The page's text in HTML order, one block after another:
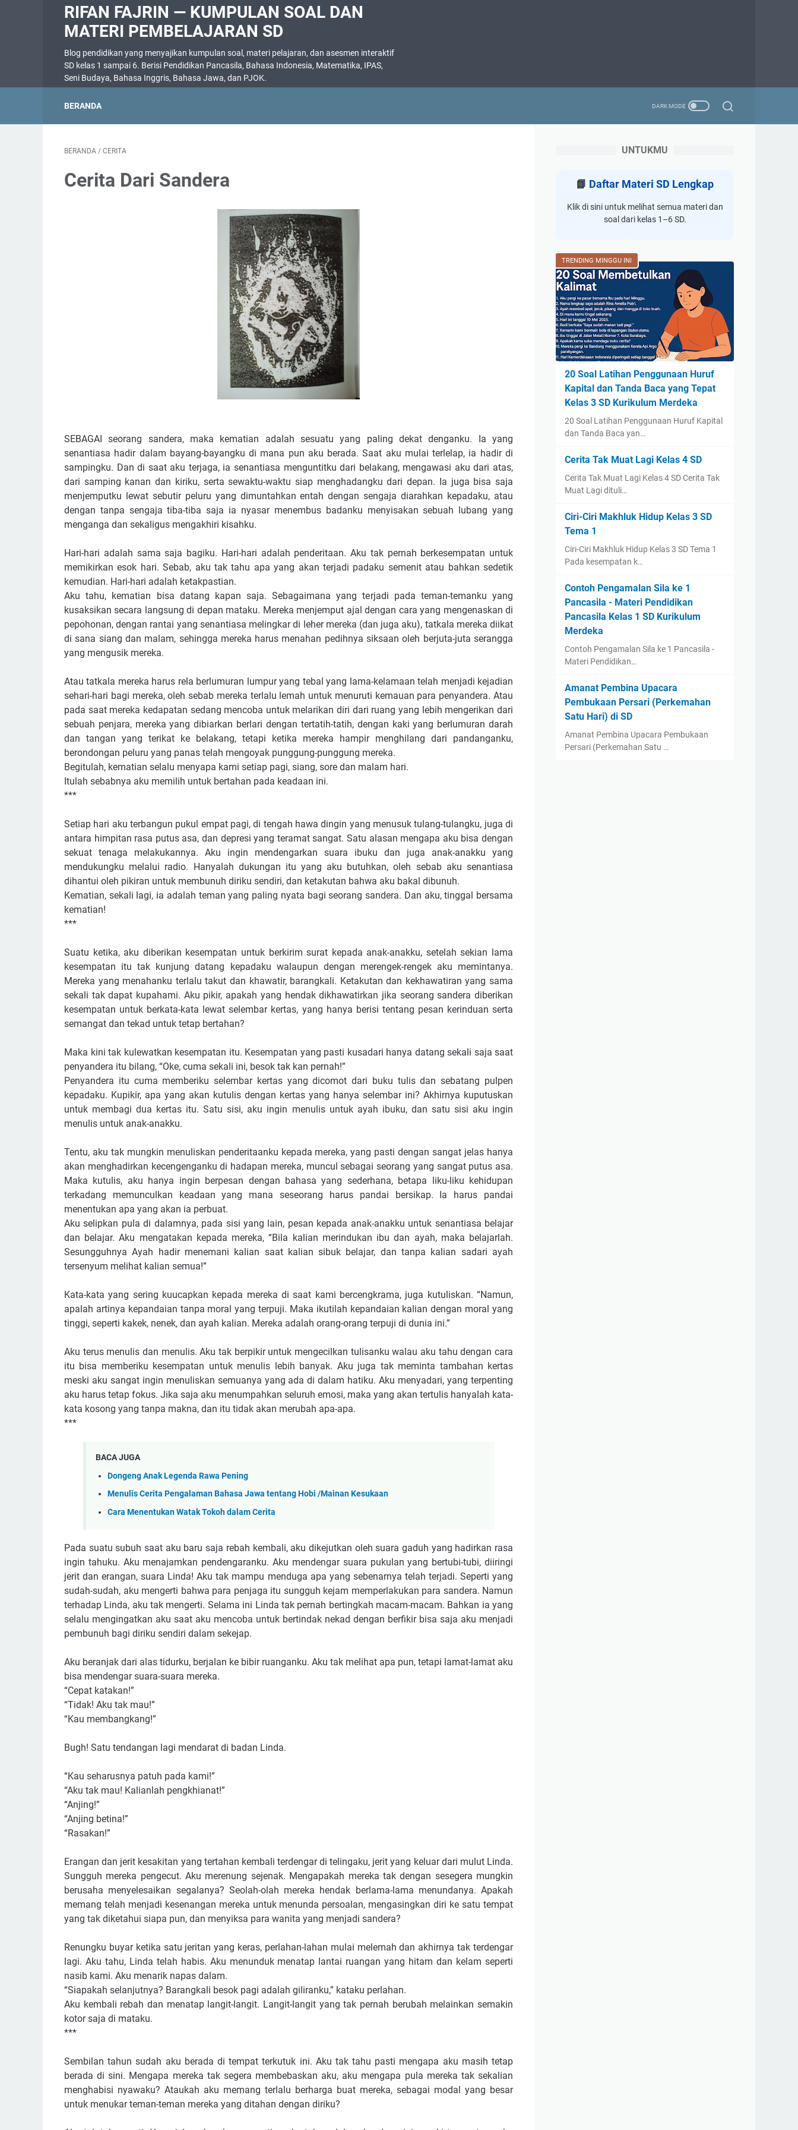
RIFAN FAJRIN — KUMPULAN SOAL DAN
MATERI PEMBELAJARAN SD
Blog pendidikan yang menyajikan kumpulan soal, materi pelajaran, dan asesmen interaktif
SD kelas 1 sampai 6. Berisi Pendidikan Pancasila, Bahasa Indonesia, Matematika, IPAS,
Seni Budaya, Bahasa Inggris, Bahasa Jawa, dan PJOK.
BERANDA
BERANDA / CERITA
Cerita Dari Sandera
SEBAGAI seorang sandera, maka kematian adalah sesuatu yang paling dekat denganku. Ia yang
senantiasa hadir dalam bayang-bayangku di mana pun aku berada. Saat aku mulai terlelap, ia hadir di
sampingku. Dan di saat aku terjaga, ia senantiasa menguntitku dari belakang, mengawasi aku dari atas,
dari samping kanan dan kiriku, serta sewaktu-waktu siap menghadangku dari depan. Ia juga bisa saja
menjemputku lewat sebutir peluru yang dimuntahkan entah dengan sengaja diarahkan kepadaku, atau
dengan tanpa sengaja tiba-tiba saja ia nyasar menembus badanku menyisakan sebuah lubang yang
menganga dan sekaligus mengakhiri kisahku.
Hari-hari adalah sama saja bagiku. Hari-hari adalah penderitaan. Aku tak pernah berkesempatan untuk
memikirkan esok hari. Sebab, aku tak tahu apa yang akan terjadi padaku semenit atau bahkan sedetik
kemudian. Hari-hari adalah ketakpastian.
Aku tahu, kematian bisa datang kapan saja. Sebagaimana yang terjadi pada teman-temanku yang
kusaksikan secara langsung di depan mataku. Mereka menjemput ajal dengan cara yang mengenaskan di
pepohonan, dengan rantai yang senantiasa melingkar di leher mereka (dan juga aku), tatkala mereka diikat
di sana siang dan malam, sehingga mereka harus menahan pedihnya siksaan oleh berjuta-juta serangga
yang mengusik mereka.
Atau tatkala mereka harus rela berlumuran lumpur yang tebal yang lama-kelamaan telah menjadi kejadian
sehari-hari bagi mereka, oleh sebab mereka terlalu lemah untuk menuruti kemauan para penyandera. Atau
pada saat mereka kedapatan sedang mencoba untuk melarikan diri dari ruang yang lebih mengerikan dari
sebuah penjara, mereka yang dibiarkan berlari dengan tertatih-tatih, dengan kaki yang berlumuran darah
dan tangan yang terikat ke belakang, tetapi ketika mereka hampir menghilang dari pandanganku,
berondongan peluru yang panas telah mengoyak punggung-punggung mereka.
Begitulah, kematian selalu menyapa kami setiap pagi, siang, sore dan malam hari.
Itulah sebabnya aku memilih untuk bertahan pada keadaan ini.
***
Setiap hari aku terbangun pukul empat pagi, di tengah hawa dingin yang menusuk tulang-tulangku, juga di
antara himpitan rasa putus asa, dan depresi yang teramat sangat. Satu alasan mengapa aku bisa dengan
sekuat tenaga melakukannya. Aku ingin mendengarkan suara ibuku dan juga anak-anakku yang
mendukungku melalui radio. Hanyalah dukungan itu yang aku butuhkan, oleh sebab aku senantiasa
dihantui oleh pikiran untuk membunuh diriku sendiri, dan ketakutan bahwa aku bakal dibunuh.
Kematian, sekali lagi, ia adalah teman yang paling nyata bagi seorang sandera. Dan aku, tinggal bersama
kematian!
***
Suatu ketika, aku diberikan kesempatan untuk berkirim surat kepada anak-anakku, setelah sekian lama
kesempatan itu tak kunjung datang kepadaku walaupun dengan merengek-rengek aku memintanya.
Mereka yang menahanku terlalu takut dan khawatir, barangkali. Ketakutan dan kekhawatiran yang sama
sekali tak dapat kupahami. Aku pikir, apakah yang hendak dikhawatirkan jika seorang sandera diberikan
kesempatan untuk berkata-kata lewat selembar kertas, yang hanya berisi tentang pesan kerinduan serta
semangat dan tekad untuk tetap bertahan?
Maka kini tak kulewatkan kesempatan itu. Kesempatan yang pasti kusadari hanya datang sekali saja saat
penyandera itu bilang, “Oke, cuma sekali ini, besok tak kan pernah!”
Penyandera itu cuma memberiku selembar kertas yang dicomot dari buku tulis dan sebatang pulpen
kepadaku. Kupikir, apa yang akan kutulis dengan kertas yang hanya selembar ini? Akhirnya kuputuskan
untuk membagi dua kertas itu. Satu sisi, aku ingin menulis untuk ayah ibuku, dan satu sisi aku ingin
menulis untuk anak-anakku.
Tentu, aku tak mungkin menuliskan penderitaanku kepada mereka, yang pasti dengan sangat jelas hanya
akan menghadirkan kecengenganku di hadapan mereka, muncul sebagai seorang yang sangat putus asa.
Maka kutulis, aku hanya ingin berpesan dengan bahasa yang sederhana, betapa liku-liku kehidupan
terkadang memunculkan keadaan yang mana seseorang harus pandai bersikap. Ia harus pandai
menentukan apa yang akan ia perbuat.
Aku selipkan pula di dalamnya, pada sisi yang lain, pesan kepada anak-anakku untuk senantiasa belajar
dan belajar. Aku mengatakan kepada mereka, “Bila kalian merindukan ibu dan ayah, maka belajarlah.
Sesungguhnya Ayah hadir menemani kalian saat kalian sibuk belajar, dan tanpa kalian sadari ayah
tersenyum melihat kalian semua!”
Kata-kata yang sering kuucapkan kepada mereka di saat kami bercengkrama, juga kutuliskan. “Namun,
apalah artinya kepandaian tanpa moral yang terpuji. Maka ikutilah kepandaian kalian dengan moral yang
tinggi, seperti kakek, nenek, dan ayah kalian. Mereka adalah orang-orang terpuji di dunia ini.”
Aku terus menulis dan menulis. Aku tak berpikir untuk mengecilkan tulisanku walau aku tahu dengan cara
itu bisa memberiku kesempatan untuk menulis lebih banyak. Aku juga tak meminta tambahan kertas
meski aku sangat ingin menuliskan semuanya yang ada di dalam hatiku. Aku menyadari, yang terpenting
aku harus tetap fokus. Jika saja aku menumpahkan seluruh emosi, maka yang akan tertulis hanyalah kata-
kata kosong yang tanpa makna, dan itu tidak akan merubah apa-apa.
***
BACA JUGA
Dongeng Anak Legenda Rawa Pening
Menulis Cerita Pengalaman Bahasa Jawa tentang Hobi /Mainan Kesukaan
Cara Menentukan Watak Tokoh dalam Cerita
Pada suatu subuh saat aku baru saja rebah kembali, aku dikejutkan oleh suara gaduh yang hadirkan rasa
ingin tahuku. Aku menajamkan pendengaranku. Aku mendengar suara pukulan yang bertubi-tubi, diiringi
jerit dan erangan, suara Linda! Aku tak mampu menduga apa yang sebenarnya telah terjadi. Seperti yang
sudah-sudah, aku mengerti bahwa para penjaga itu sungguh kejam memperlakukan para sandera. Namun
terhadap Linda, aku tak mengerti. Selama ini Linda tak pernah bertingkah macam-macam. Bahkan ia yang
selalu mengingatkan aku saat aku mencoba untuk bertindak nekad dengan berfikir bisa saja aku menjadi
pembunuh bagi diriku sendiri dalam sekejap.
Aku beranjak dari alas tidurku, berjalan ke bibir ruanganku. Aku tak melihat apa pun, tetapi lamat-lamat aku
bisa mendengar suara-suara mereka.
“Cepat katakan!”
“Tidak! Aku tak mau!”
“Kau membangkang!”
Bugh! Satu tendangan lagi mendarat di badan Linda.
“Kau seharusnya patuh pada kami!”
“Aku tak mau! Kalianlah pengkhianat!”
“Anjing!”
“Anjing betina!”
“Rasakan!”
Erangan dan jerit kesakitan yang tertahan kembali terdengar di telingaku, jerit yang keluar dari mulut Linda.
Sungguh mereka pengecut. Aku merenung sejenak. Mengapakah mereka tak dengan sesegera mungkin
berusaha menyelesaikan segalanya? Seolah-olah mereka hendak berlama-lama menundanya. Apakah
memang telah menjadi kesenangan mereka untuk menunda persoalan, mengasingkan diri ke satu tempat
yang tak diketahui siapa pun, dan menyiksa para wanita yang menjadi sandera?
Renungku buyar ketika satu jeritan yang keras, perlahan-lahan mulai melemah dan akhirnya tak terdengar
lagi. Aku tahu, Linda telah habis. Aku menunduk menatap lantai ruangan yang hitam dan kelam seperti
nasib kami. Aku menarik napas dalam.
“Siapakah selanjutnya? Barangkali besok pagi adalah giliranku,” kataku perlahan.
Aku kembali rebah dan menatap langit-langit. Langit-langit yang tak pernah berubah melainkan semakin
kotor saja di mataku.
***
Sembilan tahun sudah aku berada di tempat terkutuk ini. Aku tak tahu pasti mengapa aku masih tetap
berada di sini. Mengapa mereka tak segera membebaskan aku, aku mengapa pula mereka tak sekalian
menghabisi nyawaku? Ataukah aku memang terlalu berharga buat mereka, sebagai modal yang besar
untuk menukar teman-teman mereka yang ditahan dengan diriku?
UNTUKMU
📘 Daftar Materi SD Lengkap
Klik di sini untuk melihat semua materi dan
soal dari kelas 1–6 SD.
TRENDING MINGGU INI
20 Soal Latihan Penggunaan Huruf
Kapital dan Tanda Baca yang Tepat
Kelas 3 SD Kurikulum Merdeka
20 Soal Latihan Penggunaan Huruf Kapital
dan Tanda Baca yan…
Cerita Tak Muat Lagi Kelas 4 SD
Cerita Tak Muat Lagi Kelas 4 SD Cerita Tak
Muat Lagi dituli…
Ciri-Ciri Makhluk Hidup Kelas 3 SD
Tema 1
Ciri-Ciri Makhluk Hidup Kelas 3 SD Tema 1
Pada kesempatan k…
Contoh Pengamalan Sila ke 1
Pancasila - Materi Pendidikan
Pancasila Kelas 1 SD Kurikulum
Merdeka
Contoh Pengamalan Sila ke 1 Pancasila -
Materi Pendidikan…
Amanat Pembina Upacara
Pembukaan Persari (Perkemahan
Satu Hari) di SD
Amanat Pembina Upacara Pembukaan
Persari (Perkemahan Satu …